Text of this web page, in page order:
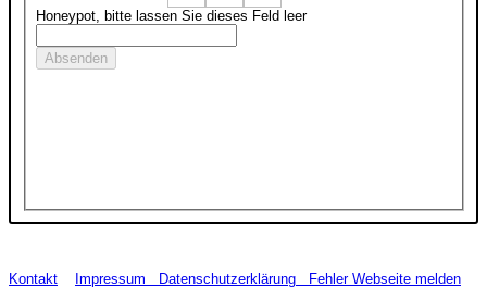
Honeypot, bitte lassen Sie dieses Feld leer
Kontakt Impressum Datenschutzerklärung Fehler Webseite melden